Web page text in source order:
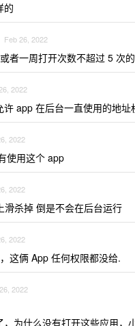
的
Feb 26, 2022
者一周打开次数不超过 5 次
2022
app 在后台一直使用的地址
2022
使用这个 app
2022
上滑杀掉 倒是不会在后台运行
2022
这俩 App 任何权限都没给.
2022
，为什么没有打开这些应用，